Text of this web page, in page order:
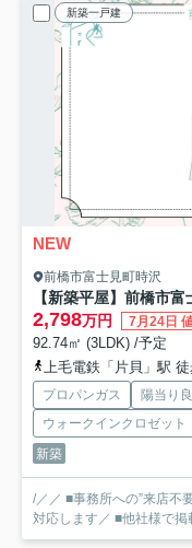
新築一戸建
NEW
前橋市富士見町時沢
2,798万円 7月24日
92.74㎡ (3LDK) /予定
上毛電鉄「片貝」駅
プロパンガス 陽当り
ウォークインクロゼット
新築
/／／ ■事務所への”来店不
対応します／ ■他社様で